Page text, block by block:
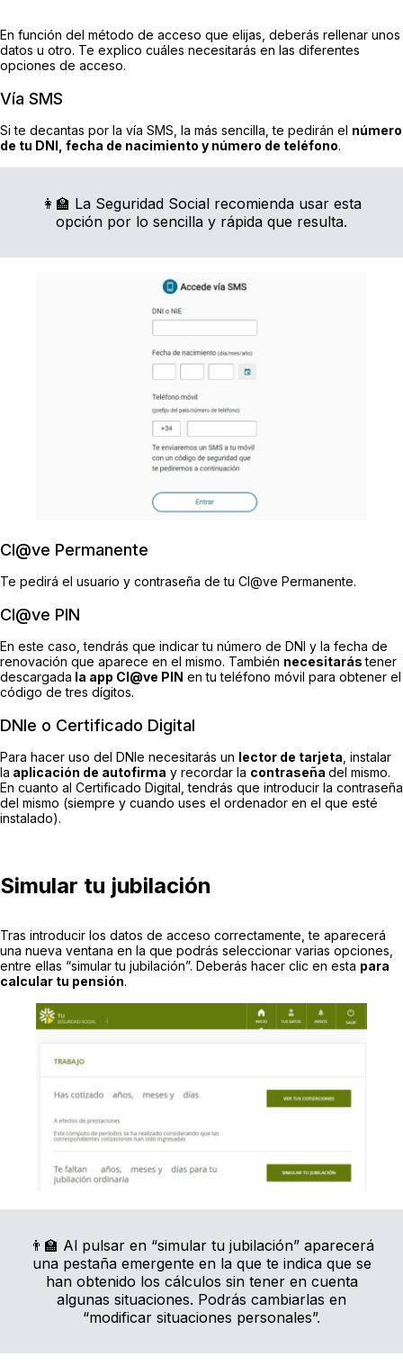
En función del método de acceso que elijas, deberás rellenar unos
datos u otro. Te explico cuáles necesitarás en las diferentes
opciones de acceso.
Vía SMS
Si te decantas por la vía SMS, la más sencilla, te pedirán el número
de tu DNI, fecha de nacimiento y número de teléfono.
👩‍🏫 La Seguridad Social recomienda usar esta
opción por lo sencilla y rápida que resulta.
Cl@ve Permanente
Te pedirá el usuario y contraseña de tu Cl@ve Permanente.
Cl@ve PIN
En este caso, tendrás que indicar tu número de DNI y la fecha de
renovación que aparece en el mismo. También necesitarástener
descargada la app Cl@ve PIN en tu teléfono móvil para obtener el
código de tres dígitos.
DNIe o Certificado Digital
Para hacer uso del DNIe necesitarás un lector de tarjeta, instalar
la aplicación de autofirma y recordar la contraseña del mismo.
En cuanto al Certificado Digital, tendrás que introducir la contraseña
del mismo (siempre y cuando uses el ordenador en el que esté
instalado).
Simular tu jubilación
Tras introducir los datos de acceso correctamente, te aparecerá
una nueva ventana en la que podrás seleccionar varias opciones,
entre ellas “simular tu jubilación”. Deberás hacer clic en esta para
calcular tu pensión.
👨‍🏫 Al pulsar en “simular tu jubilación” aparecerá
una pestaña emergente en la que te indica que se
han obtenido los cálculos sin tener en cuenta
algunas situaciones. Podrás cambiarlas en
“modificar situaciones personales”.